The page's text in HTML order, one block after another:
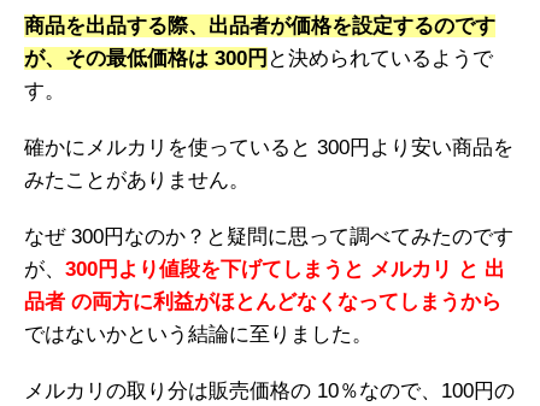
商品を出品する際、出品者が価格を設定するのです
が、その最低価格は 300円 と決められているようで
す。
確かにメルカリを使っていると 300円より安い商品を
みたことがありません。
なぜ 300円なのか？と疑問に思って調べてみたのです
が、 300円より値段を下げてしまうと メルカリ と 出
品者 の両方に利益がほとんどなくなってしまうから
ではないかという結論に至りました。
メルカリの取り分は販売価格の 10％なので、100円の